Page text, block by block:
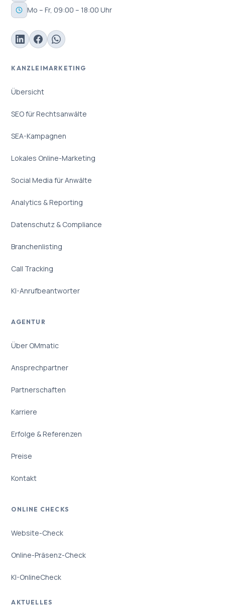
Mo – Fr, 09:00 – 18:00 Uhr
KANZLEIMARKETING
Übersicht
SEO für Rechtsanwälte
SEA-Kampagnen
Lokales Online-Marketing
Social Media für Anwälte
Analytics & Reporting
Datenschutz & Compliance
Branchenlisting
Call Tracking
KI-Anrufbeantworter
AGENTUR
Über OMmatic
Ansprechpartner
Partnerschaften
Karriere
Erfolge & Referenzen
Preise
Kontakt
ONLINE CHECKS
Website-Check
Online-Präsenz-Check
KI-OnlineCheck
AKTUELLES